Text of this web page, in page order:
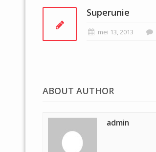
Superunie
mei 13, 2013
ABOUT AUTHOR
admin